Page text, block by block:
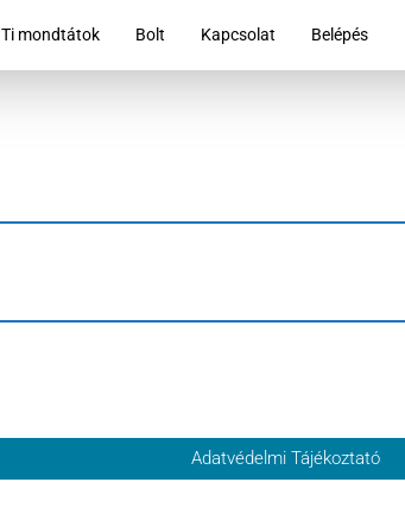
Ti mondtátok Bolt Kapcsolat Belépés
Adatvédelmi Tájékoztató